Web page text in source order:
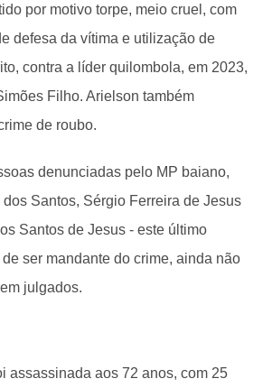
por motivo torpe, meio cruel, com
defesa da vítima e utilização de
contra a líder quilombola, em 2023,
Filho. Arielson também
de roubo.
denunciadas pelo MP baiano,
Santos, Sérgio Ferreira de Jesus
Santos de Jesus - este último
ser mandante do crime, ainda não
julgados.
assassinada aos 72 anos, com 25